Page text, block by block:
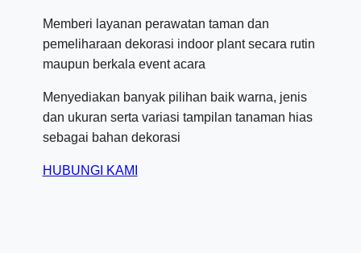
Memberi layanan perawatan taman dan
pemeliharaan dekorasi indoor plant secara rutin
maupun berkala event acara
Menyediakan banyak pilihan baik warna, jenis
dan ukuran serta variasi tampilan tanaman hias
sebagai bahan dekorasi
HUBUNGI KAMI